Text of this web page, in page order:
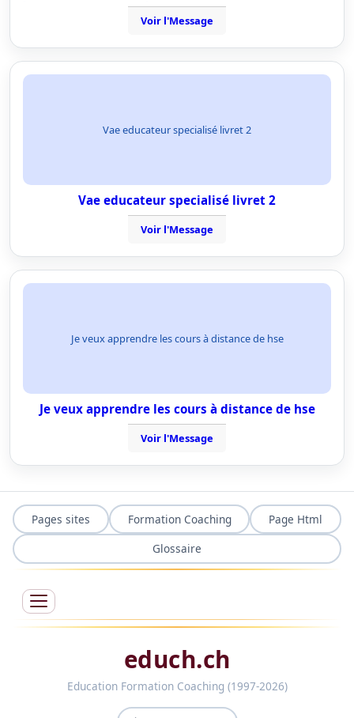
Voir l'Message
Vae educateur specialisé livret 2
Vae educateur specialisé livret 2
Voir l'Message
Je veux apprendre les cours à distance de hse
Je veux apprendre les cours à distance de hse
Voir l'Message
Pages sites Formation Coaching
Page Html
Glossaire
educh.ch
Education Formation Coaching (1997-2026)